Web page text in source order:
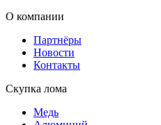
О компании
Партнёры
Новости
Контакты
Скупка лома
Медь